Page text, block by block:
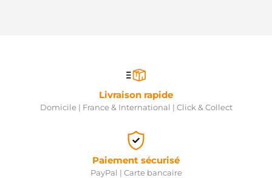
Livraison rapide
Domicile | France & International | Click & Collect
Paiement sécurisé
PayPal | Carte bancaire